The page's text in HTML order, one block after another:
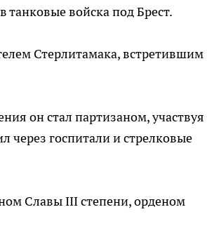
войска под Брест.
Стерлитамака, встретившим
он стал партизаном, участвуя
через госпитали и стрелковые
Славы III степени, орденом